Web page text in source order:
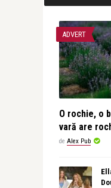
ADVERT
O rochie, o
vară are
de Alex Pub